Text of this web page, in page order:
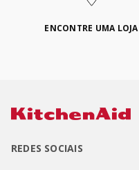
ENCONTRE UMA LOJA
REDES SOCIAIS